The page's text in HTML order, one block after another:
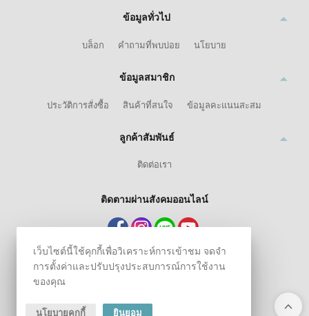
ข้อมูลทั่วไป
บล็อก คำถามที่พบบ่อย นโยบาย
ข้อมูลสมาชิก
ประวัติการสั่งซื้อ สินค้าที่สนใจ ข้อมูลคะแนนสะสม
ลูกค้าสัมพันธ์
ติดต่อเรา
ติดตามผ่านสังคมออนไลน์
เว็บไซต์นี้ใช้คุกกี้เพื่อวิเคราะห์การเข้าชม จดจำ
การตั้งค่าและปรับปรุงประสบการณ์การใช้งาน
ของคุณ
นโยบายคุกกี้ ยินยอม